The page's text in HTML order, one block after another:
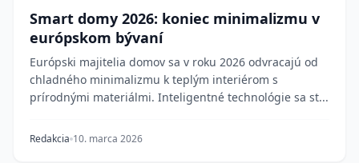
Smart domy 2026: koniec minimalizmu v
európskom bývaní
Európski majitelia domov sa v roku 2026 odvracajú od
chladného minimalizmu k teplým interiérom s
prírodnými materiálmi. Inteligentné technológie sa st...
Redakcia 10. marca 2026